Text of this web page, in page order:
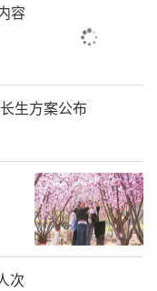
容
生方案公布
次